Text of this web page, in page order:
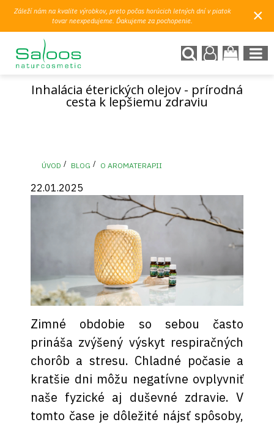
Záleží nám na kvalite výrobkov, preto počas horúcich letných dní v piatok
tovar neexpedujeme. Ďakujeme za pochopenie.
×
Inhalácia éterických olejov - prírodná
cesta k lepšiemu zdraviu
ÚVOD BLOG O AROMATERAPII
22.01.2025
Zimné obdobie so sebou často
prináša zvýšený výskyt respiračných
chorôb a stresu. Chladné počasie a
kratšie dni môžu negatívne ovplyvniť
naše fyzické aj duševné zdravie. V
tomto čase je dôležité nájsť spôsoby,